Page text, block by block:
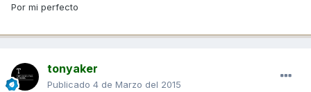
Por mi perfecto
tonyaker
Publicado 4 de Marzo del 2015